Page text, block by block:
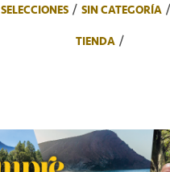
SELECCIONES SIN CATEGORÍA
TIENDA